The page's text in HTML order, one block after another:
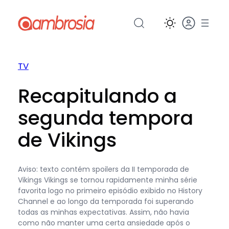
para
TV
Recapitulando a
segunda tempora
de Vikings
Aviso: texto contém spoilers da II temporada de
Vikings Vikings se tornou rapidamente minha série
favorita logo no primeiro episódio exibido no History
Channel e ao longo da temporada foi superando
todas as minhas expectativas. Assim, não havia
como não manter uma certa ansiedade após o